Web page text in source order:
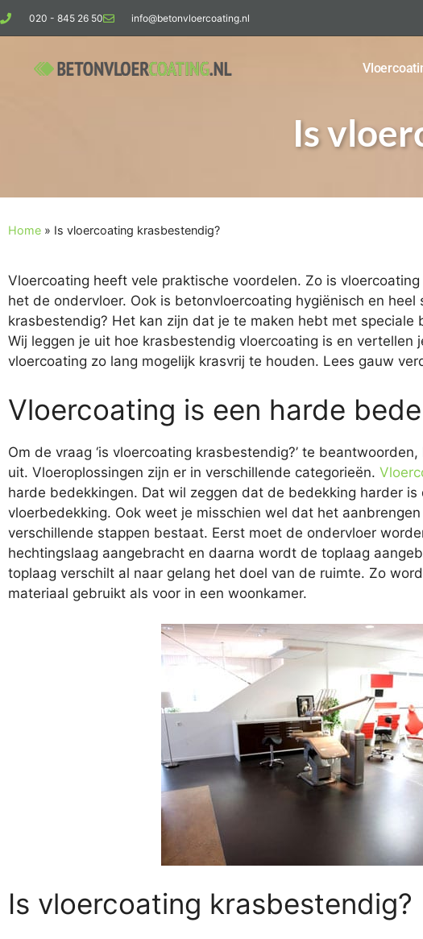
020 - 845 26 50 info@betonvloercoating.nl
Is
Home » Is vloercoating krasbestendig?
Vloercoating heeft vele praktische voordelen. Zo is
het de ondervloer. Ook is betonvloercoating hygiënisch en heel
krasbestendig? Het kan zijn dat je te maken hebt met
Wij leggen je uit hoe krasbestendig vloercoating is en vertellen
vloercoating zo lang mogelijk krasvrij te houden. Lees gauw
Vloercoating is een harde
Om de vraag ‘is vloercoating krasbestendig?’ te
uit. Vloeroplossingen zijn er in verschillende categorieën.
harde bedekkingen. Dat wil zeggen dat de bedekking harder
vloerbedekking. Ook weet je misschien wel dat het
verschillende stappen bestaat. Eerst moet de ondervloer
hechtingslaag aangebracht en daarna wordt de toplaag
toplaag verschilt al naar gelang het doel van de ruimte. Zo
materiaal gebruikt als voor in een woonkamer.
Is vloercoating krasbestendig?